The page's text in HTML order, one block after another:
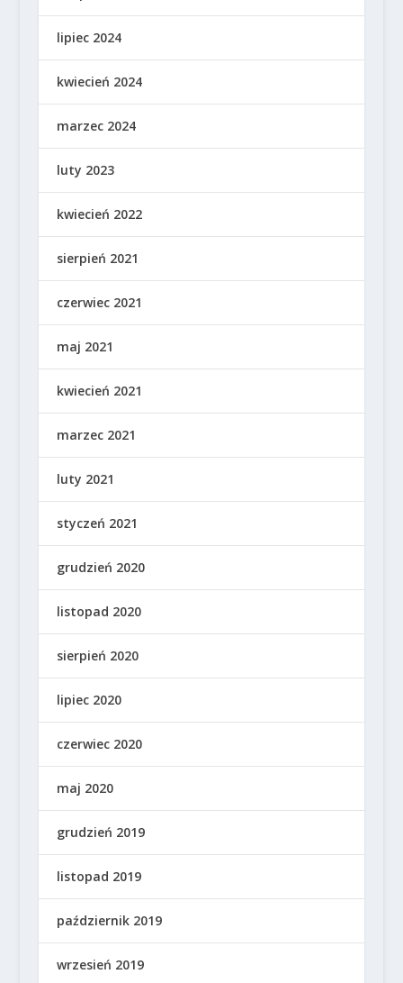
lipiec 2024
kwiecień 2024
marzec 2024
luty 2023
kwiecień 2022
sierpień 2021
czerwiec 2021
maj 2021
kwiecień 2021
marzec 2021
luty 2021
styczeń 2021
grudzień 2020
listopad 2020
sierpień 2020
lipiec 2020
czerwiec 2020
maj 2020
grudzień 2019
listopad 2019
październik 2019
wrzesień 2019